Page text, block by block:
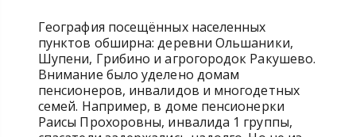
География посещённых населенных
пунктов обширна: деревни Ольшаники,
Шупени, Грибино и агрогородок Ракушево.
Внимание было уделено домам
пенсионеров, инвалидов и многодетных
семей. Например, в доме пенсионерки
Раисы Прохоровны, инвалида 1 группы,